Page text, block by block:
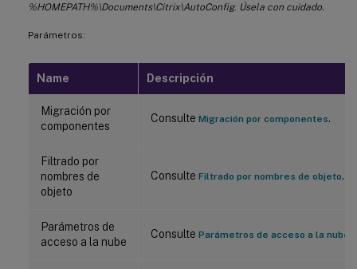
%HOMEPATH%\Documents\Citrix\AutoConfig. Úsela con cuidado.
Parámetros:
Name Descripción
Migración por
componentes
Consulte Migración por componentes.
Filtrado por
nombres de
objeto
Consulte Filtrado por nombres de objeto.
Parámetros de
acceso a la nube
Consulte Parámetros de acceso a la nube